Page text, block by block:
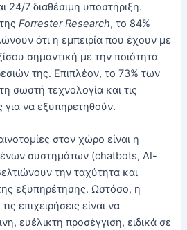
24/7 διαθέσιμη υποστήριξη.
Forrester Research, το 84%
ότι η εμπειρία που έχουν με
σημαντική με την ποιότητα
της. Επιπλέον, το 73% των
σωστή τεχνολογία και τις
να εξυπηρετηθούν.
στον χώρο είναι η
συστημάτων (chatbots, AI-
την ταχύτητα και
εξυπηρέτησης. Ωστόσο, η
επιχειρήσεις είναι να
ευέλικτη προσέγγιση, ειδικά σε